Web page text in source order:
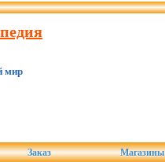
мир
Заказ Магазины